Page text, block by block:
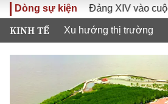
Dòng sự kiện
Đại hội Đảng XIV vào cuộc sống
KINH TẾ Xu hướng thị trường